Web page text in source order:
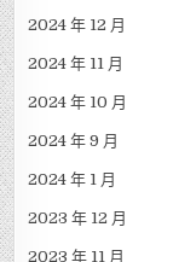
2024 年 12 月
2024 年 11 月
2024 年 10 月
2024 年 9 月
2024 年 1 月
2023 年 12 月
2023 年 11 月